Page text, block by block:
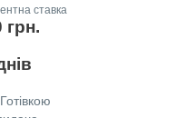
ставка
грн.